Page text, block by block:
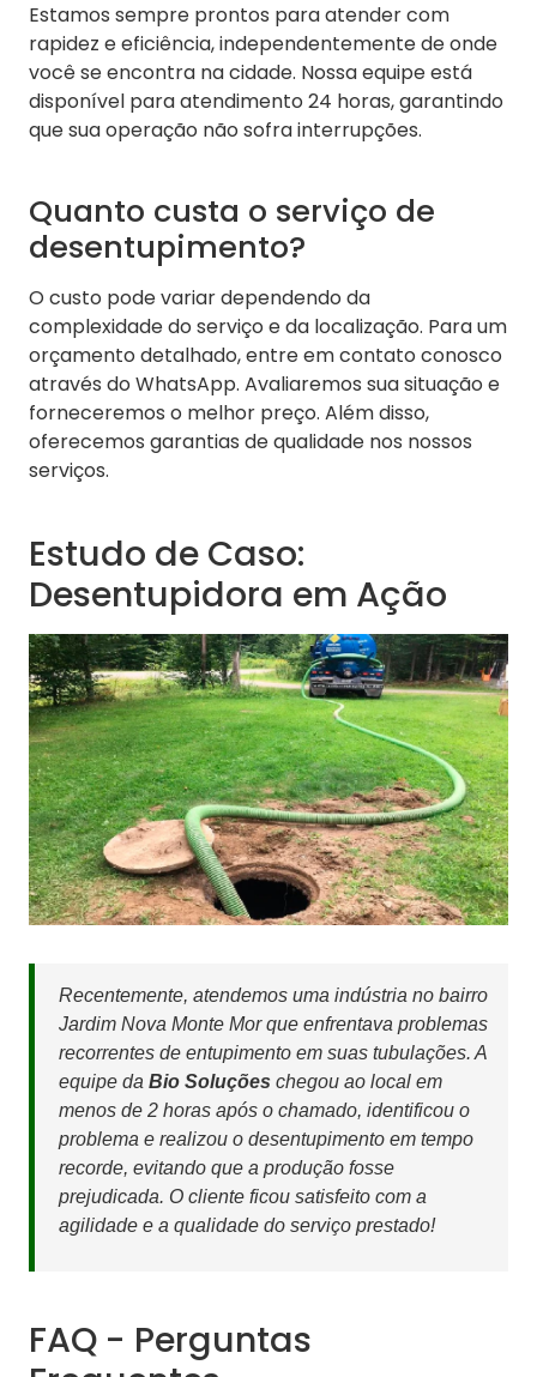
Estamos sempre prontos para atender com
rapidez e eficiência, independentemente de onde
você se encontra na cidade. Nossa equipe está
disponível para atendimento 24 horas, garantindo
que sua operação não sofra interrupções.
Quanto custa o serviço de
desentupimento?
O custo pode variar dependendo da
complexidade do serviço e da localização. Para um
orçamento detalhado, entre em contato conosco
através do WhatsApp. Avaliaremos sua situação e
forneceremos o melhor preço. Além disso,
oferecemos garantias de qualidade nos nossos
serviços.
Estudo de Caso:
Desentupidora em Ação
Recentemente, atendemos uma indústria no bairro
Jardim Nova Monte Mor que enfrentava problemas
recorrentes de entupimento em suas tubulações. A
equipe da Bio Soluções chegou ao local em
menos de 2 horas após o chamado, identificou o
problema e realizou o desentupimento em tempo
recorde, evitando que a produção fosse
prejudicada. O cliente ficou satisfeito com a
agilidade e a qualidade do serviço prestado!
FAQ - Perguntas